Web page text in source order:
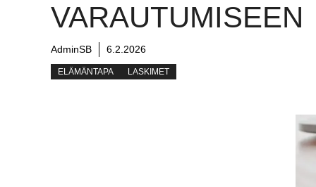
VARAUTUMISEEN
AdminSB 6.2.2026
ELÄMÄNTAPA LASKIMET